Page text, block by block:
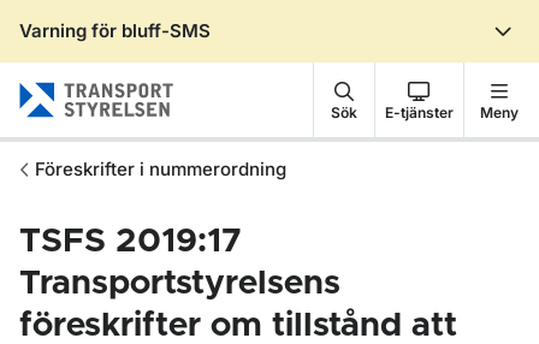
Varning för bluff-SMS
Sök E-tjänster Meny
Föreskrifter i nummerordning
TSFS 2019:17
Transportstyrelsens
föreskrifter om tillstånd att